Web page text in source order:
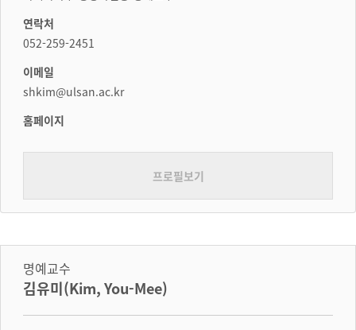
연락처
052-259-2451
이메일
shkim@ulsan.ac.kr
홈페이지
프로필보기
명예교수
김유미(Kim, You-Mee)